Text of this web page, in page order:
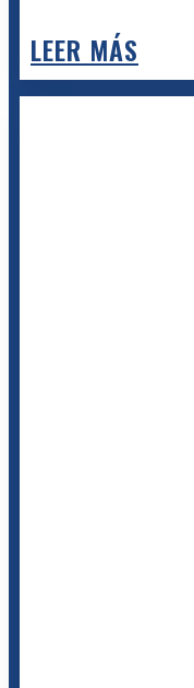
LEER MÁS